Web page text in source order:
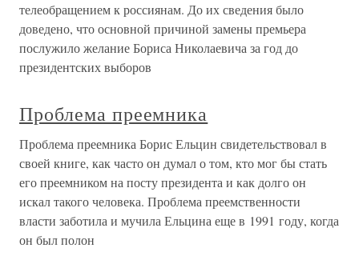
телеобращением к россиянам. До их сведения было
доведено, что основной причиной замены премьера
послужило желание Бориса Николаевича за год до
президентских выборов
Проблема преемника
Проблема преемника Борис Ельцин свидетельствовал в
своей книге, как часто он думал о том, кто мог бы стать
его преемником на посту президента и как долго он
искал такого человека. Проблема преемственности
власти заботила и мучила Ельцина еще в 1991 году, когда
он был полон